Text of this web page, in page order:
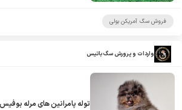
فروش سگ آمریکن بولی
واردات و پرورش سگ باتیس
توله پامرانین های مرله